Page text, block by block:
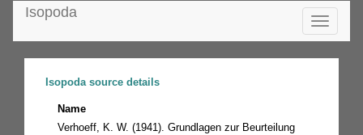
Toggle
Isopoda
Isopoda source details
Name
Verhoeff, K. W. (1941). Grundlagen zur Beurteilung